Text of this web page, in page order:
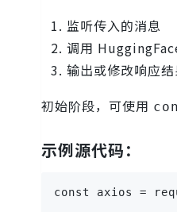
监听传入的消息
调用
输出或修改响应
初始阶段，可使用
示例源代码：
const axios =